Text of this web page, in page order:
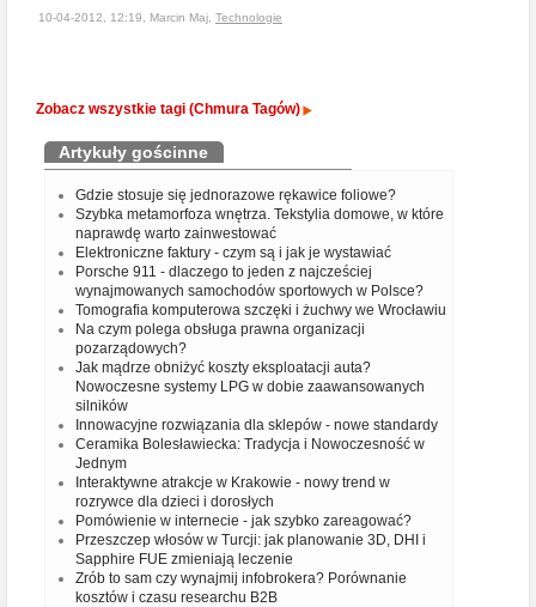
10-04-2012, 12:19, Marcin Maj, Technologie
Zobacz wszystkie tagi (Chmura Tagów)
Artykuły gościnne
Gdzie stosuje się jednorazowe rękawice foliowe?
Szybka metamorfoza wnętrza. Tekstylia domowe, w które
naprawdę warto zainwestować
Elektroniczne faktury - czym są i jak je wystawiać
Porsche 911 - dlaczego to jeden z najcześciej
wynajmowanych samochodów sportowych w Polsce?
Tomografia komputerowa szczęki i żuchwy we Wrocławiu
Na czym polega obsługa prawna organizacji
pozarządowych?
Jak mądrze obniżyć koszty eksploatacji auta?
Nowoczesne systemy LPG w dobie zaawansowanych
silników
Innowacyjne rozwiązania dla sklepów - nowe standardy
Ceramika Bolesławiecka: Tradycja i Nowoczesność w
Jednym
Interaktywne atrakcje w Krakowie - nowy trend w
rozrywce dla dzieci i dorosłych
Pomówienie w internecie - jak szybko zareagować?
Przeszczep włosów w Turcji: jak planowanie 3D, DHI i
Sapphire FUE zmieniają leczenie
Zrób to sam czy wynajmij infobrokera? Porównanie
kosztów i czasu researchu B2B